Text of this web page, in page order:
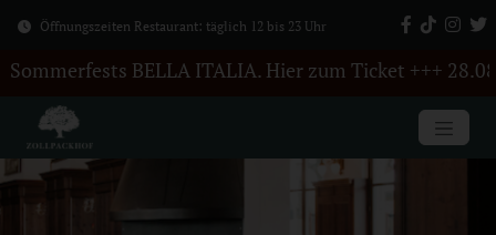
Öffnungszeiten Restaurant: täglich 12 bis 23 Uhr
BELLA ITALIA. Hier zum Ticket +++ 28.08.: